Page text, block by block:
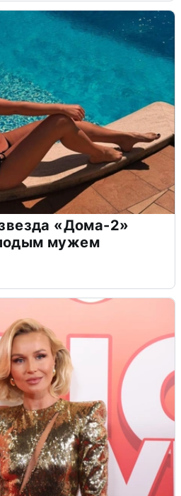
«Дома-2»
мужем